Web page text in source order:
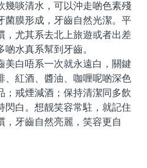
幾啖清水，可以沖走啲色素殘
菌膜形成，牙齒自然光潔。平
，尤其系去北上旅遊或者出差
水真系幫到牙齒。
白唔系一次就永遠白，關鍵
、紅酒、醬油、咖喱呢啲深色
；戒煙減酒；保持清潔同多飲
閃白。想靓笑容常駐，就記住
，牙齒自然亮麗，笑容更自